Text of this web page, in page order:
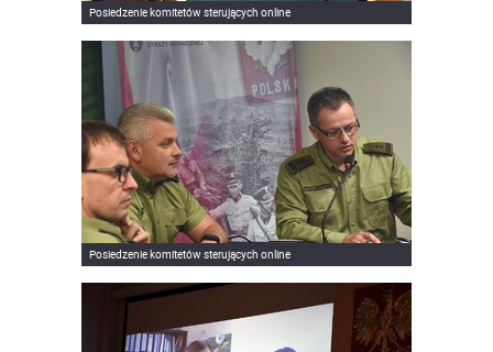
Posiedzenie komitetów sterujących online
Posiedzenie komitetów sterujących online